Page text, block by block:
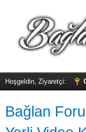
Hoşgeldin, Ziyaretçi:
Bağlan